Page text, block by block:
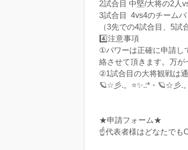
2試合目 中堅/大将の2人
3試合目 4vs4のチームバ
（3先での4試合目、5試
4️⃣注意事項
①パワーは正確に申請し
絡させて頂きます。万が
②1試合目の大将観戦は
🪐☆彡.。⭐✨.:*・🪐☆彡.
★申請フォーム★
☝代表者様はどなたでも